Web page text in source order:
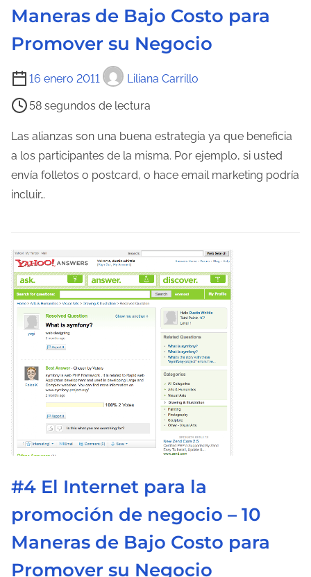
d
a
Maneras de Bajo Costo para
Promover su Negocio
16 enero 2011 Liliana Carrillo
T
e
m
p
o
d
e
c
t
u
r
a
d
e
l
a
e
t
a
d
58 segundos de lectura
Las alianzas son una buena estrategia ya que beneficia
a los participantes de la misma. Por ejemplo, si usted
envía folletos o postcard, o hace email marketing podría
incluir…
#4 El Internet para la
promoción de negocio – 10
Maneras de Bajo Costo para
Promover su Negocio